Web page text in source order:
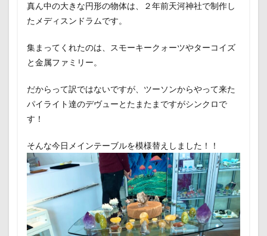
真ん中の大きな円形の物体は、２年前天河神社で制作し
たメディスンドラムです。
集まってくれたのは、スモーキークォーツやターコイズ
と金属ファミリー。
だからって訳ではないですが、ツーソンからやって来た
パイライト達のデヴューとたまたまですがシンクロで
す！
そんな今日メインテーブルを模様替えしました！！